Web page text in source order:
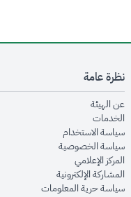
نظرة عامة
عن الهيئةopens in new window
الخدماتopens in new window
سياسة الاستخدامin new window
سياسة الخصوصيةnew window
المركز الإعلاميin new window
المشاركة الإلكترونيةnew window
سياسة حرية المعلوماتwindow